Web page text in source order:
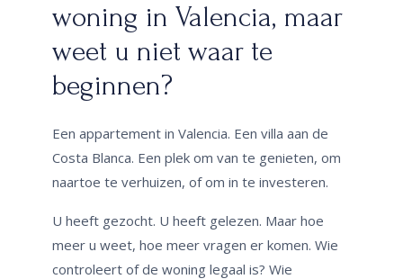
woning in Valencia, maar
weet u niet waar te
beginnen?
Een appartement in Valencia. Een villa aan de
Costa Blanca. Een plek om van te genieten, om
naartoe te verhuizen, of om in te investeren.
U heeft gezocht. U heeft gelezen. Maar hoe
meer u weet, hoe meer vragen er komen. Wie
controleert of de woning legaal is? Wie